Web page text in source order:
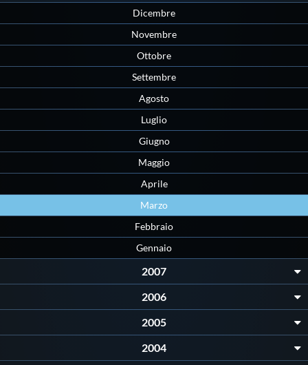
Dicembre
Novembre
Ottobre
Settembre
Agosto
Luglio
Giugno
Maggio
Aprile
Marzo
Febbraio
Gennaio
2007
2006
2005
2004